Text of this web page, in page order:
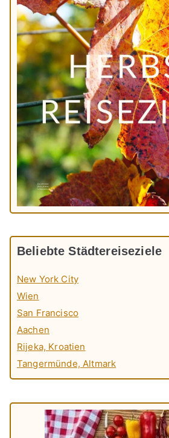
Beliebte Städtereiseziele
New York City
Wien
San Francisco
Aachen
Rijeka, Kroatien
Tangermünde, Altmark